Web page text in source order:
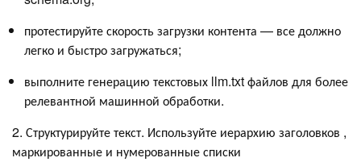
протестируйте скорость загрузки контента — все должно
легко и быстро загружаться;
выполните генерацию текстовых llm.txt файлов для более
релевантной машинной обработки.
2. Структурируйте текст. Используйте иерархию заголовков ,
маркированные и нумерованные списки